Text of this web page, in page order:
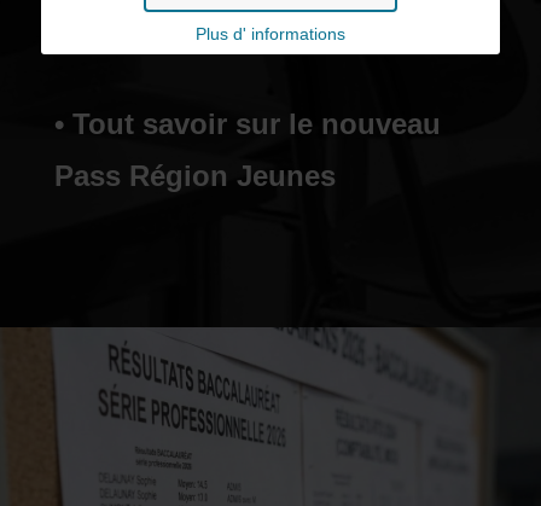
de stage
• Tout savoir sur le nouveau
Pass Région Jeunes
Plus d' informations